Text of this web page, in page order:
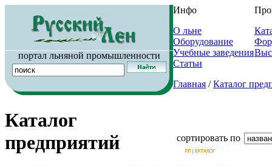
портал льняной промышленности
Инфо
О льне
Оборудование
Учебные заведения
Статьи
Главная /Каталог
Каталог
предприятий
сортировать по